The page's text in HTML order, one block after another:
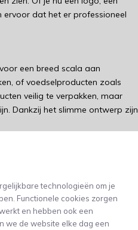
technologieën om je
Functionele cookies zorgen
en hebben ook een
we de website elke dag een
dat het er professioneel
een breed scala aan
of voedselproducten zoals
veilig te verpakken, maar
Dankzij het slimme ontwerp zijn
personaliseren. Via de
deze op het zakje moet komen.
afleveren.